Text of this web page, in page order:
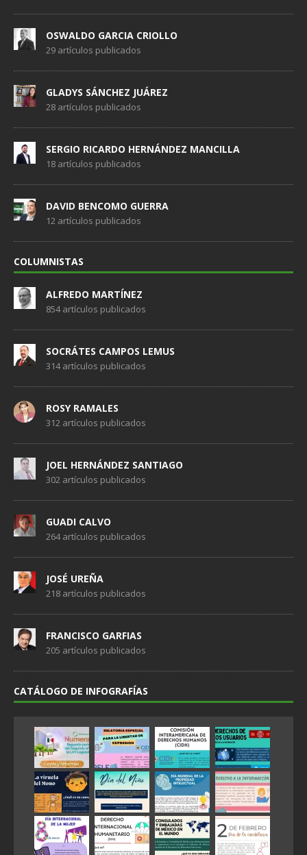
OSWALDO GARCIA CRIOLLO
29 artículos publicados
GLADYS SÁNCHEZ JUÁREZ
28 artículos publicados
SERGIO RICARDO HERNÁNDEZ MANCILLA
18 artículos publicados
DAVID BENCOMO GUERRA
12 artículos publicados
COLUMNISTAS
ALFREDO MARTÍNEZ
854 artículos publicados
SOCRÁTES CAMPOS LEMUS
314 artículos publicados
ROSY RAMALES
312 artículos publicados
JOEL HERNÁNDEZ SANTIAGO
302 artículos publicados
GUADI CALVO
264 artículos publicados
JOSÉ UREÑA
218 artículos publicados
FRANCISCO GARFIAS
205 artículos publicados
CATÁLOGO DE INFOGRAFÍAS